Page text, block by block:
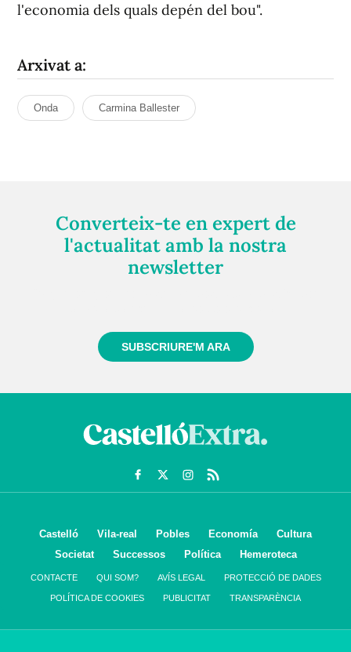
l'economia dels quals depén del bou".
Arxivat a:
Onda Carmina Ballester
Converteix-te en expert de
l'actualitat amb la nostra
newsletter
SUBSCRIURE'M ARA
Castelló Vila-real Pobles Economía
Cultura
Societat
Successos Política Hemeroteca
CONTACTE QUI SOM? AVÍS LEGAL PROTECCIÓ DE DADES
POLÍTICA DE COOKIES PUBLICITAT TRANSPARÈNCIA